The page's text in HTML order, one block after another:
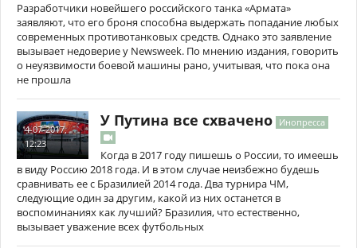
Разработчики новейшего российского танка «Армата»
заявляют, что его броня способна выдержать попадание любых
современных противотанковых средств. Однако это заявление
вызывает недоверие у Newsweek. По мнению издания, говорить
о неуязвимости боевой машины рано, учитывая, что пока она
не прошла
4-07-2017,
12:23
У Путина все схвачено Инопресса
Когда в 2017 году пишешь о России, то имеешь
в виду Россию 2018 года. И в этом случае неизбежно будешь
сравнивать ее с Бразилией 2014 года. Два турнира ЧМ,
следующие один за другим, какой из них останется в
воспоминаниях как лучший? Бразилия, что естественно,
вызывает уважение всех футбольных